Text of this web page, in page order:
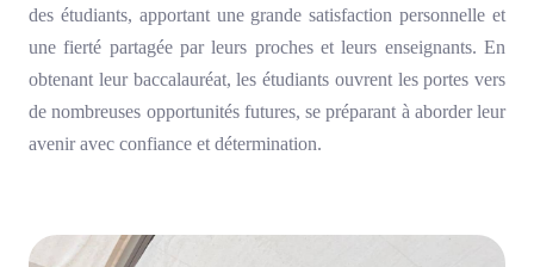
des étudiants, apportant une grande satisfaction personnelle et
une fierté partagée par leurs proches et leurs enseignants. En
obtenant leur baccalauréat, les étudiants ouvrent les portes vers
de nombreuses opportunités futures, se préparant à aborder leur
avenir avec confiance et détermination.